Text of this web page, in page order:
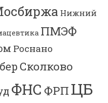
Нижний
ПМЭФ
Роснано
Сколково
ФНС ФРП ЦБ